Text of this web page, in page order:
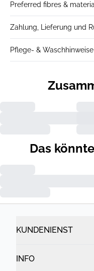
Preferred fibres &
Zahlung, Lieferung und
Pflege- & Waschhinweise
Das
KUNDENIENST
INFO